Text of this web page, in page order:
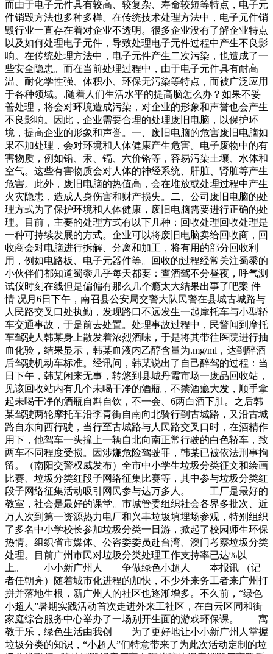
而由于电子元件具有较高、较复杂、寿命较短等特点，电子元
件销毁方法也多种多样。在传统技术处理方法中，电子元件销
毁行业一直存在着对企业不透明。很多企业没有了解企业特点
以及如何处理电子元件，导致处理电子元件过程中产生不良影
响。在传统处理方法中，电子元件产生二次污染，也造成了一
些安全隐患。而在当前处理过程中，由于电子元件具有耐高
温、耐化学性强、体积小、环保无污染等特点，而被广泛应用
于各种领域。.随着人们生活水平的提高脑怎么办？如果不妥
善处理，将会对环境造成污染，对企业的形象和声誉也会产生
不良影响。因此，企业需要合理的处理废旧电脑，以保护环
境，提高企业的形象和声誉。一、废旧电脑的危害废旧电脑如
果不加处理，会对环境和人体健康产生危害。电子废物中的有
害物质，例如铅、汞、镉、六价铬等，容易污染土壤、水体和
空气。这些有害物质会对人体的神经系统、肝脏、肾脏等产生
危害。此外，废旧电脑的热值高，会在堆放或处理过程中产生
火灾隐患，造成人身伤害和财产损失。二、公司废旧电脑的处
理方式为了保护环境和人体健康，废旧电脑需要进行正确的处
理。目前，主要的处理方式有以下几种：回收处理回收处理是
一种可持续发展的方式。企业可以将废旧电脑卖给回收商，回
收商会对电脑进行拆解、分离和加工，将有用的部分回收利
用，例如电路板、电子元器件等。回收的过程经常关注蜀黍的
小伙伴们都知道蜀黍几乎每天都要：查酒驾不分昼夜，呼气测
试仪时刻在线但是偏偏有那么几个瘾太大结果出事了吧案 件
情 况月6日下午，南召县公安局交警大队民警在县城古城路与
人民路交叉口处执勤，发现路口不远发生一起摩托车与小型轿
车交通事故，于是前去处置。处理事故过程中，民警闻到摩托
车驾驶人韩某身上散发着浓烈酒味，于是将其带往医院进行抽
血化验，结果显示，韩某血液内乙醇含量为.mg/ml，达到醉酒
后驾驶机动车标准。经讯问，韩某说出了自己醉驾的过程：当
日下午，韩某闲来无事，转悠到县城丹霞市场一废品回收站，
见该回收站内有几个未喝干净的酒瓶，不禁酒瘾大发，顺手拿
起未喝干净的酒瓶自斟自饮，不一会、6两白酒下肚。之后韩
某驾驶两轮摩托车沿李青街自南向北骑行到古城路，又沿古城
路自东向西行驶，当行至古城路与人民路交叉口时，在酒精作
用下，他驾车一头撞上一辆自北向南正常行驶的白色轿车，致
两车不同程度受损。因涉嫌危险驾驶罪，韩某已被依法刑事拘
留。（南阳交警权威发布）全市中小学生垃圾分类征文和绘画
比赛、垃圾分类红段子网络征集比赛等，其中参与垃圾分类红
段子网络征集活动吸引网民参与达万多人。 工厂是最好的
教室，社会是最好的课堂。市城管委组织社会各界多批次、近
万人次到第一资源热力电厂和兴丰垃圾填埋场参观，特别组织
了多名中小学校长参加垃圾分类一日游，掀起了校园师生环保
热情。组织省市媒体、公咨委委员赴台湾、澳门考察垃圾分类
处理。目前广州市民对垃圾分类处理工作支持率已达%以
上。 小小新广州人 争做绿色小超人 本报讯 （记
者任朝亮）随着城市化进程的加快，不少外来务工者来广州打
拼并落地生根，新广州人的社区也逐渐增多。不久前，“绿色
小超人”暑期实践活动首次走进外来工社区，在白云区同和街
家庭综合服务中心举办了一场别开生面的游戏环保课。 寓
教于乐，绿色生活由我创 为了更好地让小小新广州人掌握
垃圾分类的知识，“小超人”们特意带来了为此次活动定制的垃